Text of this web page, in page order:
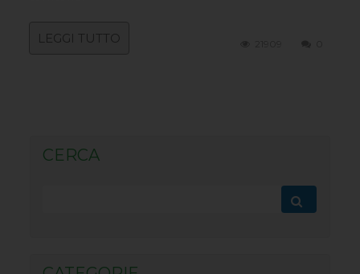
LEGGI TUTTO
CERCA